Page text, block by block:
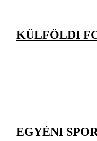
KÜLFÖLDI
EGYÉNI